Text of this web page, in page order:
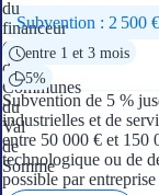
Subvention : 2 500
entre 1 et 3 mois
5%
Subvention de 5 %
industrielles et de
entre 50 000 € et 150
technologique ou de
possible par